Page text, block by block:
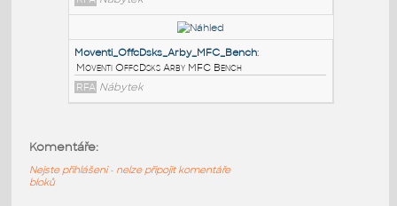
Moventi_OffcDsks_Arby_MFC_BenchExtension
Moventi OffcDsks Arby MFC BenchExtension
RFA Nábytek
Moventi_OffcDsks_Arby_MFC_BenchExtendedTop
Moventi OffcDsks Arby MFC BenchExtendedTop
Komentáře:
Nejste přihlášeni - nelze připojit komentáře
bloků